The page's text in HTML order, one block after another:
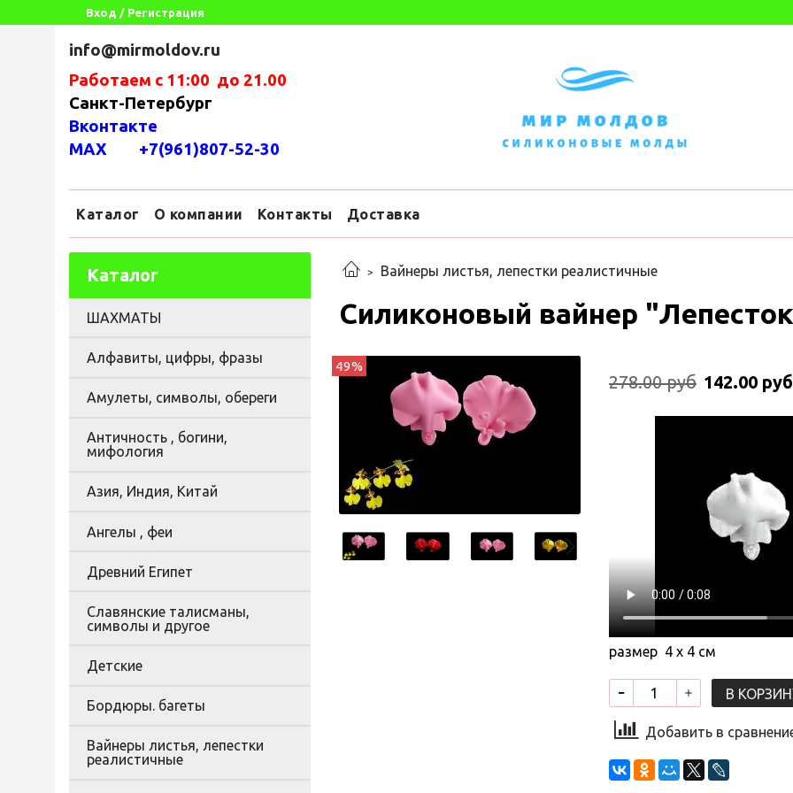
Вход / Регистрация
info@mirmoldov.ru
Работаем с 11:00 до 21.00
Санкт-Петербург
Вконтакте
MAX +7(961)807-52-30
Каталог О компании Контакты Доставка
Вайнеры листья, лепестки реалистичные
Силиконовый вайнер
49%
278.00 руб 142.00 руб
размер 4 х 4 см
В
Добавить в
Каталог
ШАХМАТЫ
Алфавиты, цифры, фразы
Амулеты, символы, обереги
Античность , богини,
мифология
Азия, Индия, Китай
Ангелы , феи
Древний Египет
Славянские талисманы,
символы и другое
Детские
Бордюры. багеты
Вайнеры листья, лепестки
реалистичные